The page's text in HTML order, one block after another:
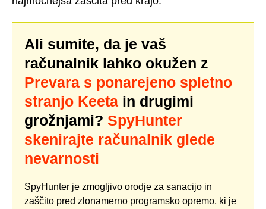
Ali sumite, da je vaš
računalnik lahko okužen z
Prevara s ponarejeno spletno
stranjo Keeta in drugimi
grožnjami? SpyHunter
skenirajte računalnik glede
nevarnosti
SpyHunter je zmogljivo orodje za sanacijo in
zaščito pred zlonamerno programsko opremo, ki je